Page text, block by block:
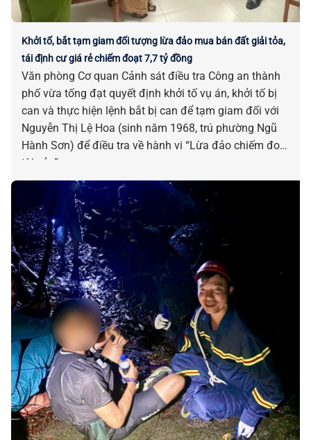
Khởi tố, bắt tạm giam đối tượng lừa đảo mua bán đất giải tỏa,
tái định cư giá rẻ chiếm đoạt 7,7 tỷ đồng
Văn phòng Cơ quan Cảnh sát điều tra Công an thành
phố vừa tống đạt quyết định khởi tố vụ án, khởi tố bị
can và thực hiện lệnh bắt bị can để tạm giam đối với
Nguyễn Thị Lệ Hoa (sinh năm 1968, trú phường Ngũ
Hành Sơn) để điều tra về hành vi “Lừa đảo chiếm đoạt
tài sản”.